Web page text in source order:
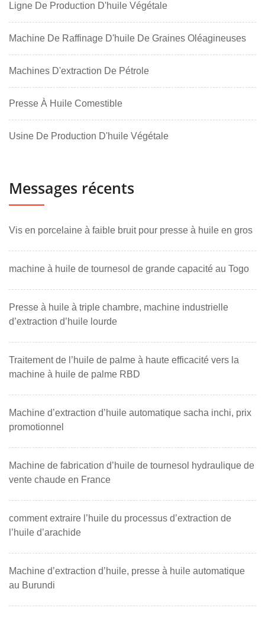
Ligne De Production D'huile Végétale
Machine De Raffinage D'huile De Graines Oléagineuses
Machines D'extraction De Pétrole
Presse À Huile Comestible
Usine De Production D'huile Végétale
Messages récents
Vis en porcelaine à faible bruit pour presse à huile en gros
machine à huile de tournesol de grande capacité au Togo
Presse à huile à triple chambre, machine industrielle
d’extraction d’huile lourde
Traitement de l’huile de palme à haute efficacité vers la
machine à huile de palme RBD
Machine d’extraction d’huile automatique sacha inchi, prix
promotionnel
Machine de fabrication d’huile de tournesol hydraulique de
vente chaude en France
comment extraire l’huile du processus d’extraction de
l’huile d’arachide
Machine d’extraction d’huile, presse à huile automatique
au Burundi